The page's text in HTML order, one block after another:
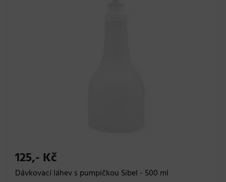
125,- Kč
Dávkovací láhev s pumpičkou Sibel - 500 ml